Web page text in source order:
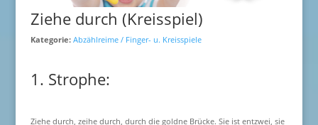
Ziehe durch (Kreisspiel)
Kategorie: Abzählreime / Finger- u. Kreisspiele
1. Strophe:
Ziehe durch, zeihe durch, durch die goldne Brücke. Sie ist entzwei, sie